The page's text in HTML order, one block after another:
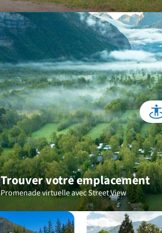
Trouver votre emplacement
Promenade virtuelle avec Street View